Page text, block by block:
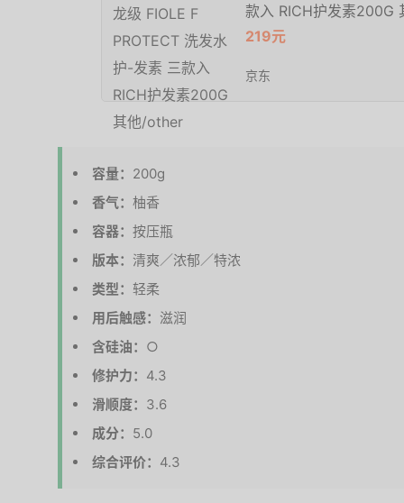
款入 RICH护发素200G
219元
京东
容量： 200g
香气： 柚香
容器： 按压瓶
版本： 清爽／浓郁／特浓
类型： 轻柔
用后触感： 滋润
含硅油： ○
修护力： 4.3
滑顺度： 3.6
成分： 5.0
综合评价： 4.3